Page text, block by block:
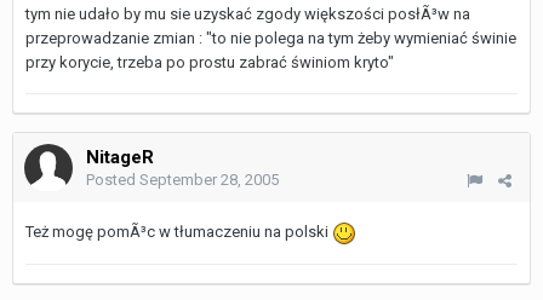
tym nie udało by mu sie uzyskać zgody większości posłÃ³w na
przeprowadzanie zmian : "to nie polega na tym żeby wymieniać świnie
przy korycie, trzeba po prostu zabrać świniom kryto"
NitageR
Posted September 28, 2005
Też mogę pomÃ³c w tłumaczeniu na polski